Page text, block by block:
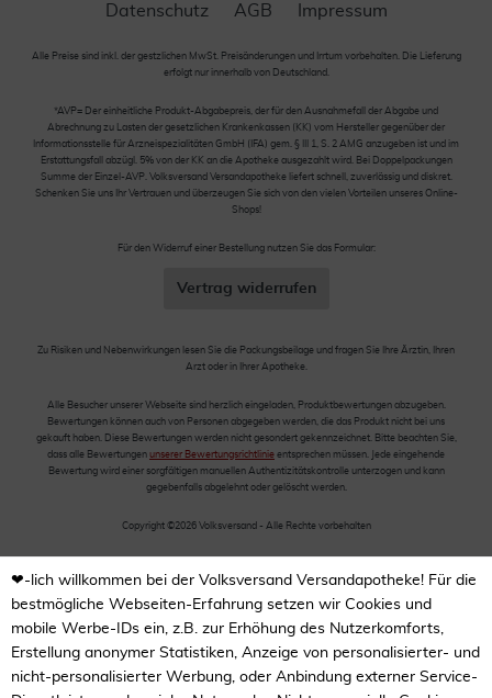
Datenschutz AGB Impressum
Alle Preise sind inkl. der gestzlichen MwSt. Preisänderungen und Irrtum vorbehalten. Die Lieferung
erfolgt nur innerhalb von Deutschland.
*AVP= Der einheitliche Produkt-Abgabepreis, der für den Ausnahmefall der Abgabe und
Abrechnung zu Lasten der gesetzlichen Krankenkassen (KK) vom Hersteller gegenüber der
Informationsstelle für Arzneispezialitäten GmbH (IFA) gem. § III 1, S. 2 AMG anzugeben ist und im
Erstattungsfall abzügl. 5% von der KK an die Apotheke ausgezahlt wird. Bei Doppelpackungen
Summe der Einzel-AVP. Volksversand Versandapotheke liefert schnell, zuverlässig und diskret.
Schenken Sie uns Ihr Vertrauen und überzeugen Sie sich von den vielen Vorteilen unseres Online-
Shops!
Für den Widerruf einer Bestellung nutzen Sie das Formular:
Vertrag widerrufen
Zu Risiken und Nebenwirkungen lesen Sie die Packungsbeilage und fragen Sie Ihre Ärztin, Ihren
Arzt oder in Ihrer Apotheke.
Alle Besucher unserer Webseite sind herzlich eingeladen, Produktbewertungen abzugeben.
Bewertungen können auch von Personen abgegeben werden, die das Produkt nicht bei uns
gekauft haben. Diese Bewertungen werden nicht gesondert gekennzeichnet. Bitte beachten Sie,
dass alle Bewertungen unserer Bewertungsrichtlinie entsprechen müssen. Jede eingehende
Bewertung wird einer sorgfältigen manuellen Authentizitätskontrolle unterzogen und kann
gegebenfalls abgelehnt oder gelöscht werden.
Copyright ©2026 Volksversand - Alle Rechte vorbehalten
❤-lich willkommen bei der Volksversand Versandapotheke! Für die
bestmögliche Webseiten-Erfahrung setzen wir Cookies und
mobile Werbe-IDs ein, z.B. zur Erhöhung des Nutzerkomforts,
Erstellung anonymer Statistiken, Anzeige von personalisierter- und
nicht-personalisierter Werbung, oder Anbindung externer Service-